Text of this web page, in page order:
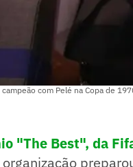
com Pelé na Copa de
"The Best", da
organização